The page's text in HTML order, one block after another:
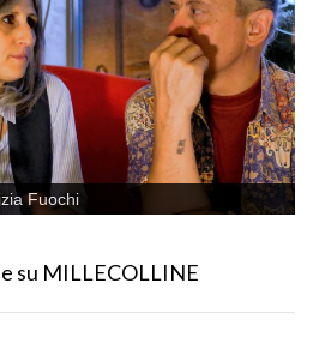
Fuochi
su MILLECOLLINE